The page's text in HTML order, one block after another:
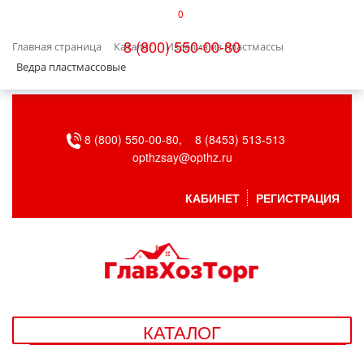
0
8 (800) 550-00-80
Главная страница Каталог
Изделия из пластмассы
Ведра пластмассовые
БЫТОВАЯ ТЕХНИКА
ВЕНТИЛЯЦИЯ
ДАЧА, САД И ОГОРОД
8 (800) 550-00-80,
8 (8453) 513-513
opthzsay@opthz.ru
КАБИНЕТ РЕГИСТРАЦИЯ
КАТАЛОГ